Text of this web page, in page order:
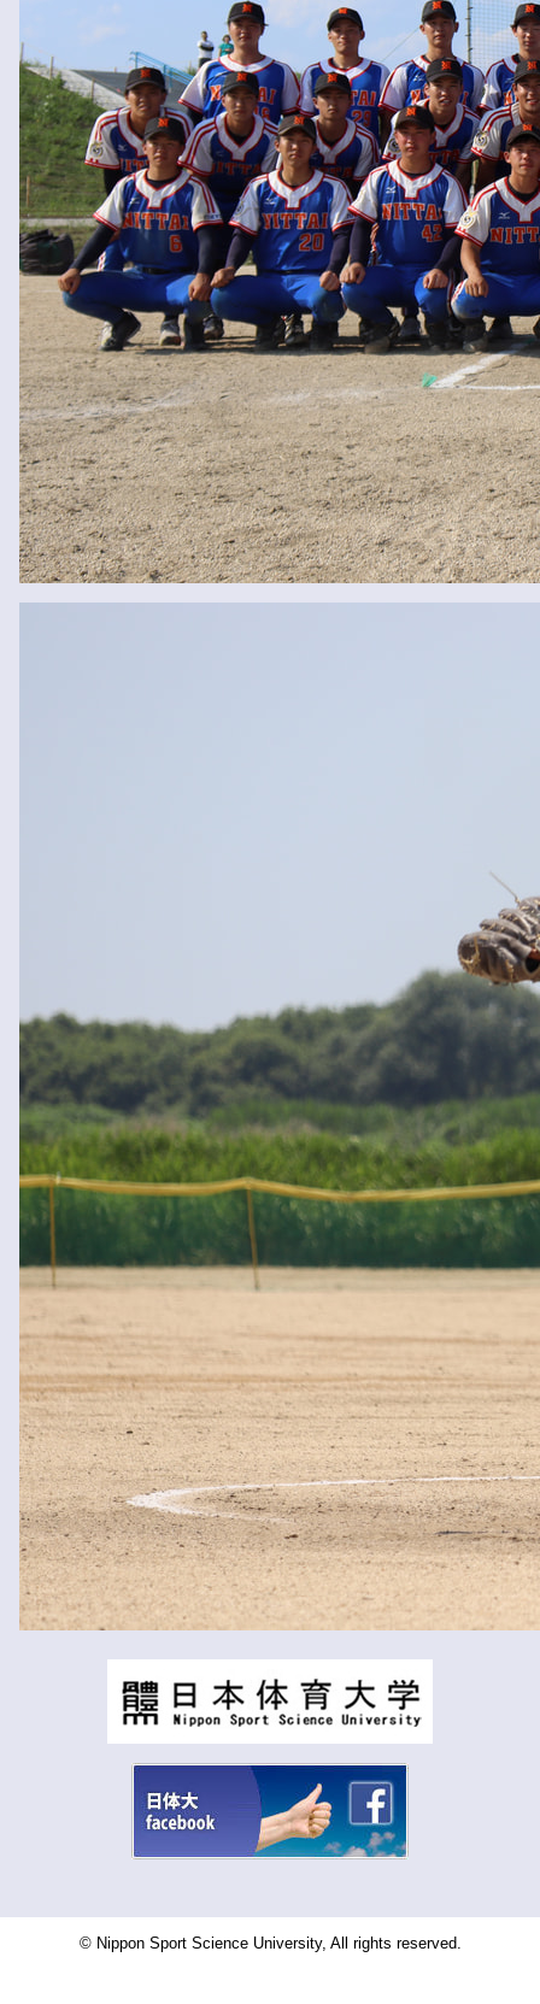
© Nippon Sport Science University, All rights reserved.